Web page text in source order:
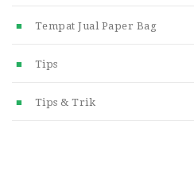
Tempat Jual Paper Bag
Tips
Tips & Trik